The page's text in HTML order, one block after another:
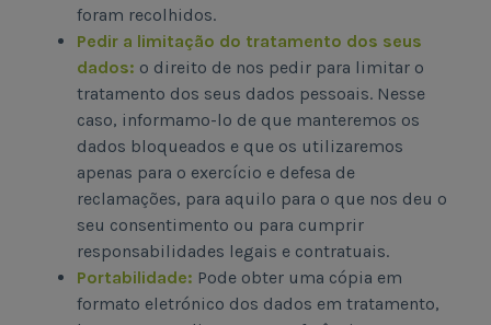
foram recolhidos.
Pedir a limitação do tratamento dos seus
dados: o direito de nos pedir para limitar o
tratamento dos seus dados pessoais. Nesse
caso, informamo-lo de que manteremos os
dados bloqueados e que os utilizaremos
apenas para o exercício e defesa de
reclamações, para aquilo para o que nos deu o
seu consentimento ou para cumprir
responsabilidades legais e contratuais.
Portabilidade: Pode obter uma cópia em
formato eletrónico dos dados em tratamento,